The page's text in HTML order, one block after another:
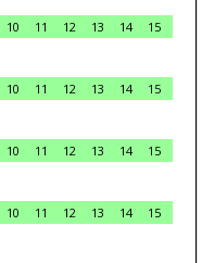
10 11 12 13 14
15
10 11 12 13 14
15
10 11 12 13 14
15
10 11 12 13 14
15